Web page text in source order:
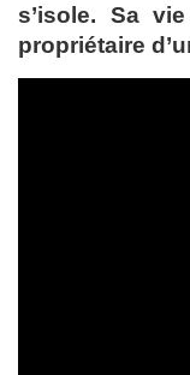
s’isole. Sa
propriétaire